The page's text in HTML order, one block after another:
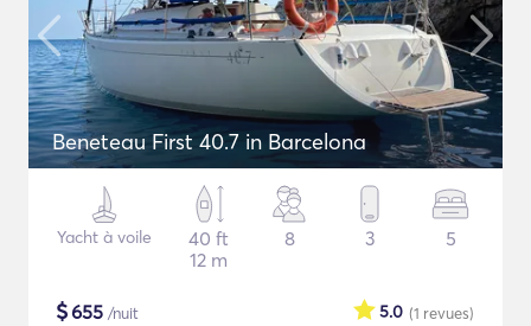
Beneteau First 40.7 in Barcelona
Yacht à voile
40 ft
12 m
8 3 5
$655 /nuit (1 revues)
5.0